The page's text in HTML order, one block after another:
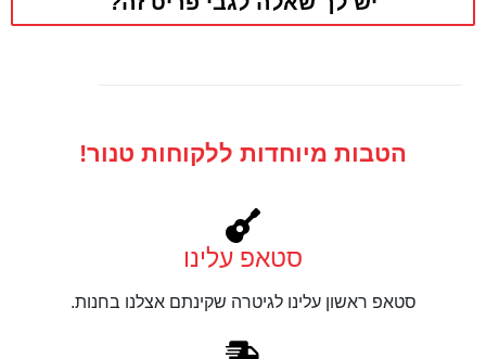
הטבות מיוחדות ללקוחות טנור!
סטאפ עלינו
סטאפ ראשון עלינו לגיטרה שקינתם אצלנו בחנות.